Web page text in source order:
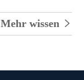
Mehr wissen 